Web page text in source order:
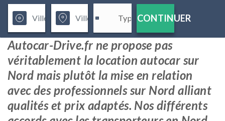
CONTINUER
Autocar-Drive.fr ne propose pas
véritablement la location autocar sur
Nord mais plutôt la mise en relation
avec des professionnels sur Nord alliant
qualités et prix adaptés. Nos différents